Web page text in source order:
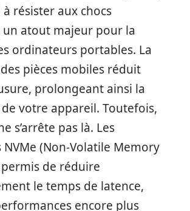
résister aux chocs
un atout majeur pour la
ordinateurs portables. La
pièces mobiles réduit
prolongeant ainsi la
votre appareil. Toutefois,
s’arrête pas là. Les
(Non-Volatile Memory
de réduire
le temps de latence,
encore plus